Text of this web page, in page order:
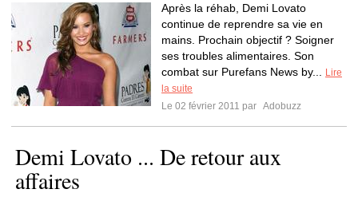
Après la réhab, Demi Lovato
continue de reprendre sa vie en
mains. Prochain objectif ? Soigner
ses troubles alimentaires. Son
combat sur Purefans News by...
Lire
la suite
Le 02 février 2011 par Adobuzz
Demi Lovato ... De retour aux
affaires